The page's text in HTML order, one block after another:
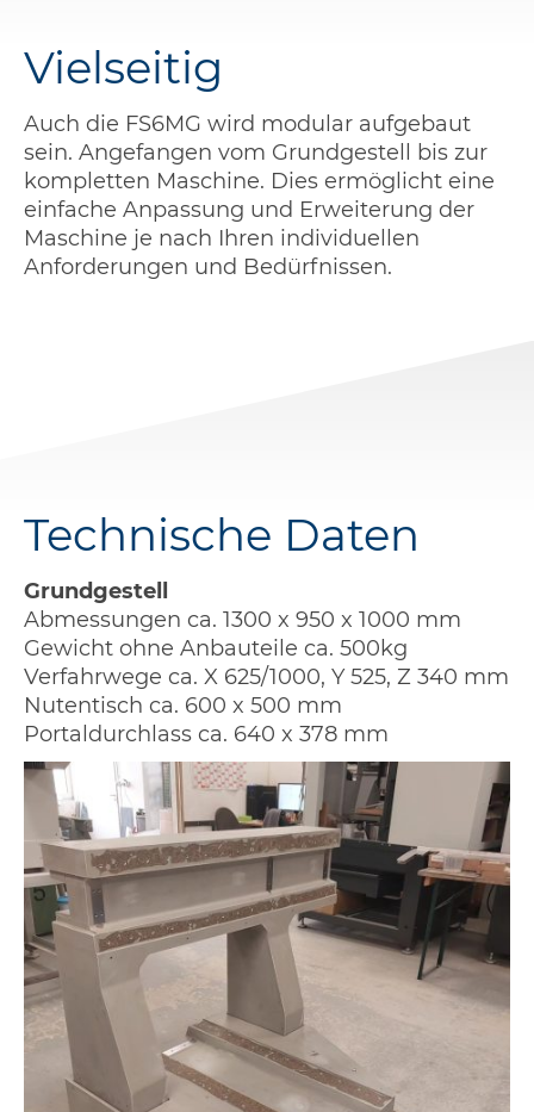
Vielseitig
Auch die FS6MG wird modular aufgebaut
sein. Angefangen vom Grundgestell bis zur
kompletten Maschine. Dies ermöglicht eine
einfache Anpassung und Erweiterung der
Maschine je nach Ihren individuellen
Anforderungen und Bedürfnissen.
Technische Daten
Grundgestell
Abmessungen ca. 1300 x 950 x 1000 mm
Gewicht ohne Anbauteile ca. 500kg
Verfahrwege ca. X 625/1000, Y 525, Z 340 mm
Nutentisch ca. 600 x 500 mm
Portaldurchlass ca. 640 x 378 mm